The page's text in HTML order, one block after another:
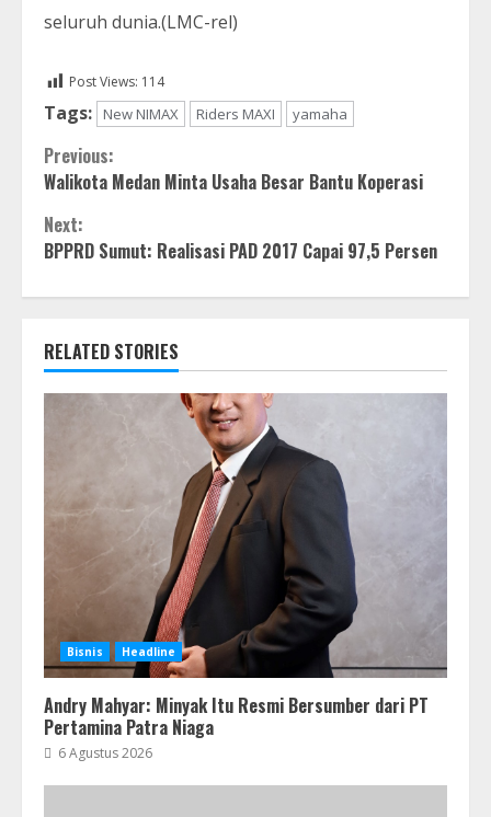
seluruh dunia.(LMC-rel)
Post Views: 114
Tags: New NIMAX Riders MAXI yamaha
Continue
Reading
Previous:
Walikota Medan Minta Usaha Besar Bantu Koperasi
Next:
BPPRD Sumut: Realisasi PAD 2017 Capai 97,5 Persen
RELATED STORIES
Bisnis Headline
Andry Mahyar: Minyak Itu Resmi Bersumber dari PT
Pertamina Patra Niaga
6 Agustus 2026